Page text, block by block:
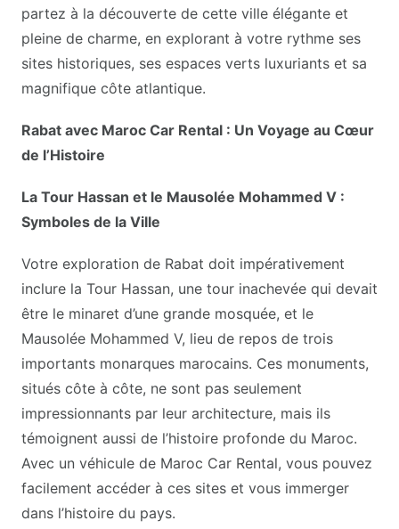
partez à la découverte de cette ville élégante et
pleine de charme, en explorant à votre rythme ses
sites historiques, ses espaces verts luxuriants et sa
magnifique côte atlantique.
Rabat avec Maroc Car Rental : Un Voyage au Cœur
de l’Histoire
La Tour Hassan et le Mausolée Mohammed V :
Symboles de la Ville
Votre exploration de Rabat doit impérativement
inclure la Tour Hassan, une tour inachevée qui devait
être le minaret d’une grande mosquée, et le
Mausolée Mohammed V, lieu de repos de trois
importants monarques marocains. Ces monuments,
situés côte à côte, ne sont pas seulement
impressionnants par leur architecture, mais ils
témoignent aussi de l’histoire profonde du Maroc.
Avec un véhicule de Maroc Car Rental, vous pouvez
facilement accéder à ces sites et vous immerger
dans l’histoire du pays.